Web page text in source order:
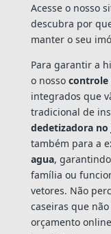
Acesse o nosso
descubra por
manter o seu
Para garantir a
o nosso controle
integrados que
tradicional de
dedetizadora no
também para a
agua,
família ou
vetores. Não
caseiras que
orçamento